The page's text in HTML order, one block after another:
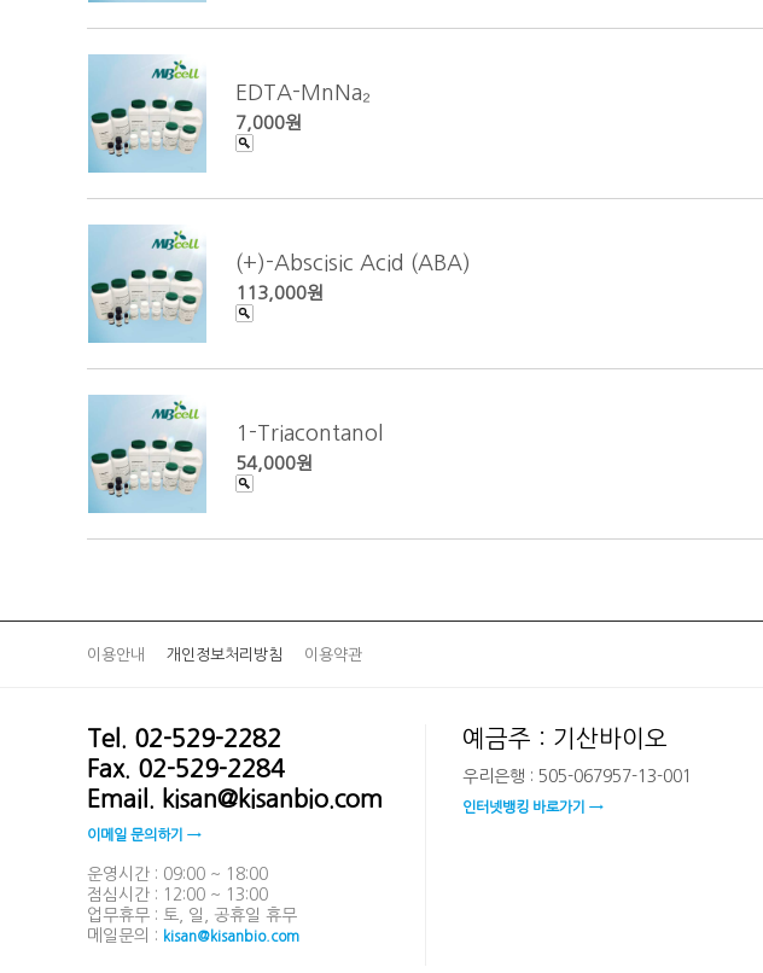
EDTA-MnNa₂
7,000원
(+)-Abscisic Acid (ABA)
113,000원
1-Triacontanol
54,000원
이용안내 개인정보처리방침 이용약관
Tel. 02-529-2282
Fax. 02-529-2284
Email. kisan@kisanbio.com
이메일 문의하기 →
운영시간 : 09:00 ~ 18:00
점심시간 : 12:00 ~ 13:00
업무휴무 : 토, 일, 공휴일 휴무
메일문의 : kisan@kisanbio.com
예금주 : 기산바이오
우리은행 : 505-067957-13-001
인터넷뱅킹 바로가기 →